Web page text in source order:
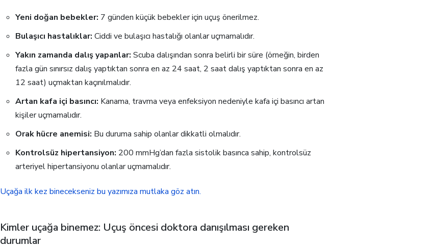
Yeni doğan bebekler: 7 günden küçük bebekler için uçuş önerilmez.
Bulaşıcı hastalıklar: Ciddi ve bulaşıcı hastalığı olanlar uçmamalıdır.
Yakın zamanda dalış yapanlar: Scuba dalışından sonra belirli bir süre (örneğin, birden
fazla gün sınırsız dalış yaptıktan sonra en az 24 saat, 2 saat dalış yaptıktan sonra en az
12 saat) uçmaktan kaçınılmalıdır.
Artan kafa içi basıncı: Kanama, travma veya enfeksiyon nedeniyle kafa içi basıncı artan
kişiler uçmamalıdır.
Orak hücre anemisi: Bu duruma sahip olanlar dikkatli olmalıdır.
Kontrolsüz hipertansiyon: 200 mmHg’dan fazla sistolik basınca sahip, kontrolsüz
arteriyel hipertansiyonu olanlar uçmamalıdır.
Uçağa ilk kez binecekseniz bu yazımıza mutlaka göz atın.
Kimler uçağa binemez: Uçuş öncesi doktora danışılması gereken
durumlar